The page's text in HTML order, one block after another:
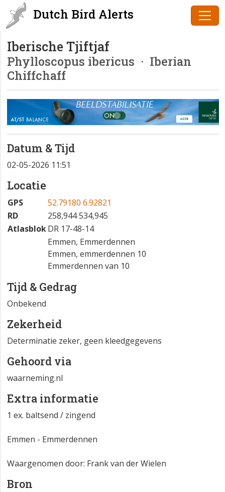
Dutch Bird Alerts
Iberische Tjiftjaf
Phylloscopus ibericus · Iberian
Chiffchaff
Datum & Tijd
02-05-2026 11:51
Locatie
GPS
52.79180 6.92821
RD
258,944 534,945
AtlasblokDR 17-48-14
Emmen, Emmerdennen
Emmen, emmerdennen 10
Emmerdennen van 10
Tijd & Gedrag
Onbekend
Zekerheid
Determinatie zeker, geen kleedgegevens
Gehoord via
waarneming.nl
Extra informatie
1 ex. baltsend / zingend
Emmen - Emmerdennen
Waargenomen door: Frank van der Wielen
Bron